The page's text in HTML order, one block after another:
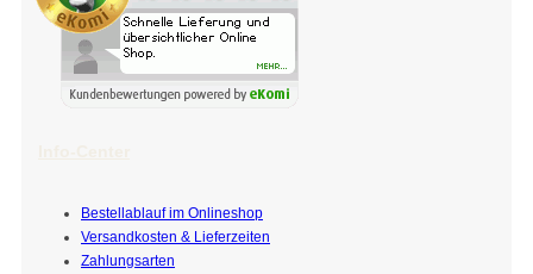
Bestellablauf im Onlineshop
Versandkosten & Lieferzeiten
Zahlungsarten